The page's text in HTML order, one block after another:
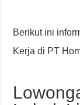
Berikut ini
Kerja di PT